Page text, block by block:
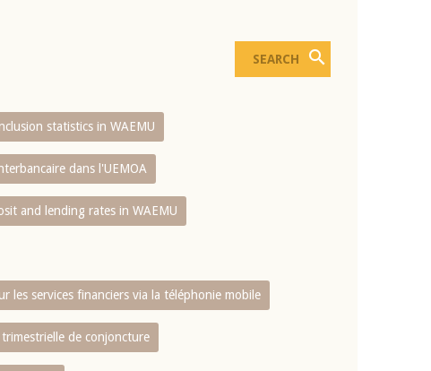
statistics in WAEMU
dans l'UEMOA
and lending rates in WAEMU
les services financiers via la téléphonie mobile
de conjoncture